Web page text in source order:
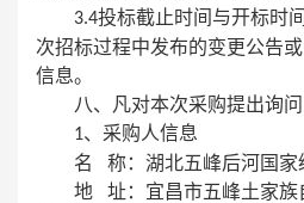
3.4投标截止时间与开标时
次招标过程中发布的变更公告
信息。
八、凡对本次采购提出询
1、采购人信息
名
称：湖北五峰后河国家
地 址：宜昌市五峰土家族